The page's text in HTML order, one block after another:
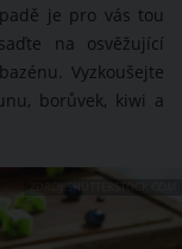
je pro vás tou
na osvěžující
Vyzkoušejte
borůvek, kiwi a
ZDROJ: SHUTTERSTOCK.COM